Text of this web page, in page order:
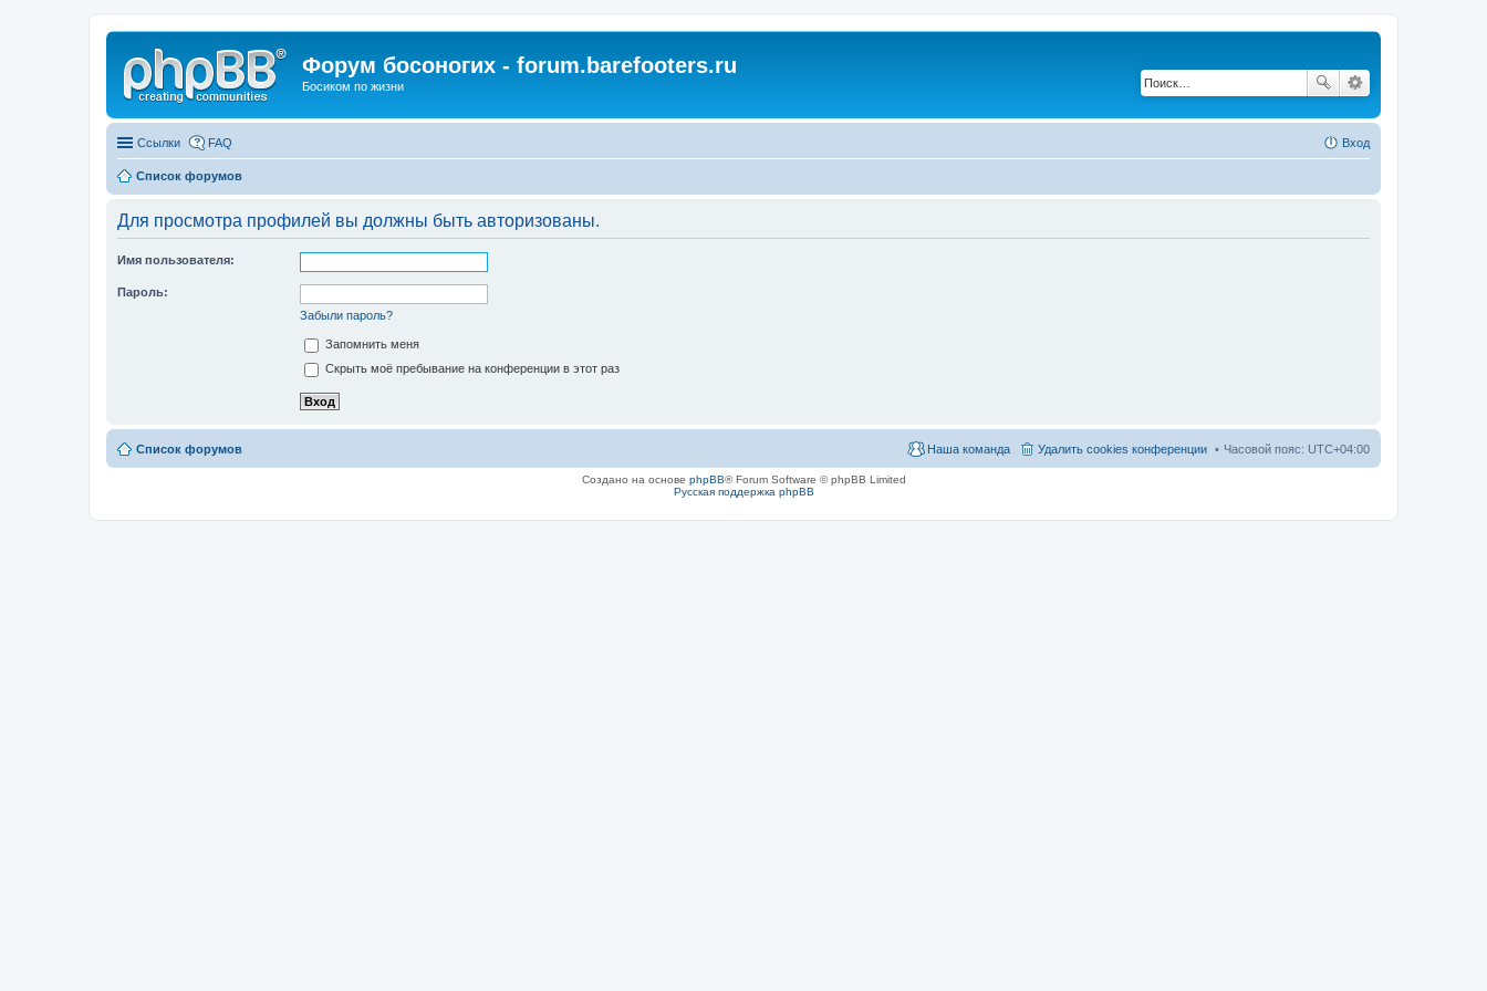
Форум босоногих - forum.barefooters.ru
Босиком по жизни
Ссылки FAQ Вход
Список форумов
Для просмотра профилей вы должны быть авторизованы.
Имя пользователя:
Пароль:
Забыли пароль?
Запомнить меня
Скрыть моё пребывание на конференции в этот раз
Список форумов Часовой пояс: UTC+04:00
Удалить cookies конференции
Наша команда
Создано на основе phpBB® Forum Software © phpBB Limited
Русская поддержка phpBB